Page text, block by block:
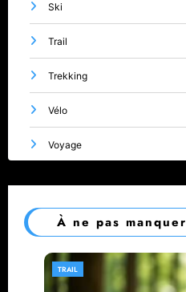
Ski
Trail
Trekking
Vélo
Voyage
À ne pas manquer